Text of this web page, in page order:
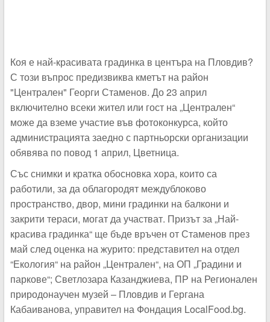
Коя е най-красивата градинка в центъра на Пловдив?
С този въпрос предизвиква кметът на район
"Централен" Георги Стаменов. До 23 април
включително всеки жител или гост на „Централен“
може да вземе участие във фотоконкурса, който
администрацията заедно с партньорски организации
обявява по повод 1 април, Цветница.
Със снимки и кратка обосновка хора, които са
работили, за да облагородят междублоково
пространство, двор, мини градинки на балкони и
закрити тераси, могат да участват. Призът за „Най-
красива градинка“ ще бъде връчен от Стаменов през
май след оценка на журито: представител на отдел
“Екология“ на район „Централен“, на ОП „Градини и
паркове“; Светлозара Казанджиева, ПР на Регионален
природонаучен музей – Пловдив и Гергана
Кабаиванова, управител на Фондация LocalFood.bg.